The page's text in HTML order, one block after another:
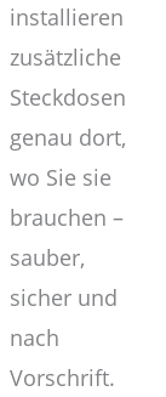
installieren
zusätzliche
Steckdosen
genau dort,
wo Sie sie
brauchen –
sauber,
sicher und
nach
Vorschrift.